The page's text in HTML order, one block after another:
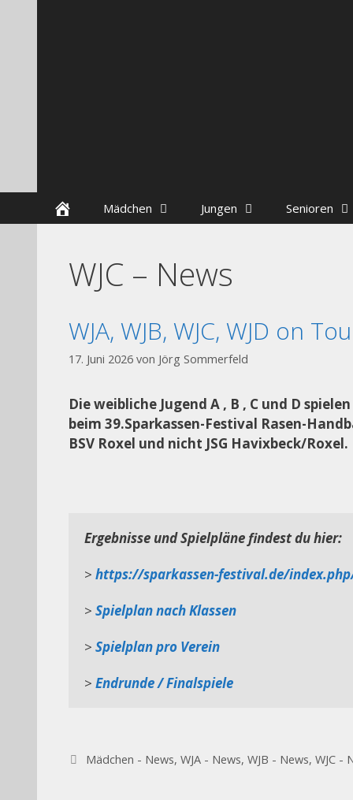
StartseiteMädchen Jungen Senioren
WJC – News
WJA, WJB, WJC, WJD on
17. Juni 2026 von Jörg Sommerfeld
Die weibliche Jugend A , B , C und D
beim 39.Sparkassen-Festival Rasen-
BSV Roxel und nicht JSG Havixbeck/Roxel.
Ergebnisse und Spielpläne findest du hier:
> https://sparkassen-festival.de/
> Spielplan nach Klassen
> Spielplan pro Verein
> Endrunde / Finalspiele
Kategorien
Mädchen - News, WJA - News, WJB - News, WJC -
++++ Der